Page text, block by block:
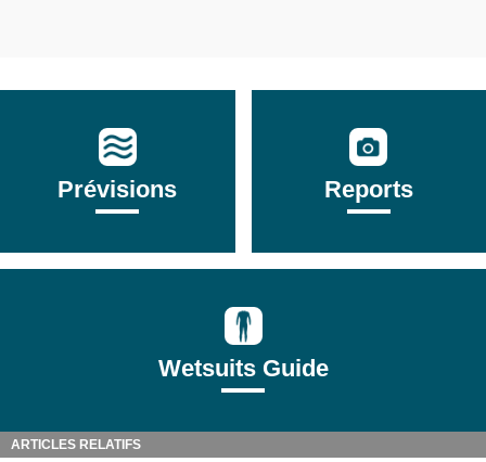
Prévisions Reports
Wetsuits Guide
ARTICLES RELATIFS